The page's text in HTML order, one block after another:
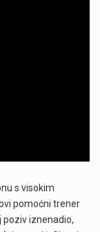
s visokim
pomoćni trener
poziv iznenadio,